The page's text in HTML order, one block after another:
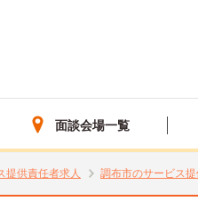
面談会場一覧
提供責任者求人 調布市のサービス